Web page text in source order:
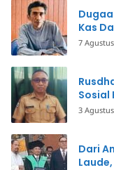
Kas
Terkait
7
Sosial
3
Dari